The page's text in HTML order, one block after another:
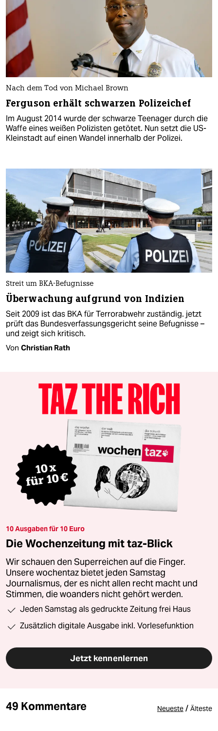
Nach dem Tod von Michael Brown
Ferguson erhält schwarzen Polizeichef
Im August 2014 wurde der schwarze Teenager durch die
Waffe eines weißen Polizisten getötet. Nun setzt die US-
Kleinstadt auf einen Wandel innerhalb der Polizei.
Streit um BKA-Befugnisse
Überwachung aufgrund von Indizien
Seit 2009 ist das BKA für Terrorabwehr zuständig. jetzt
prüft das Bundesverfassungsgericht seine Befugnisse –
und zeigt sich kritisch.
Von Christian Rath
10 Ausgaben für 10 Euro
Die Wochenzeitung mit taz-Blick
Wir schauen den Superreichen auf die Finger.
Unsere wochentaz bietet jeden Samstag
Journalismus, der es nicht allen recht macht und
Stimmen, die woanders nicht gehört werden.
Jeden Samstag als gedruckte Zeitung frei Haus
Zusätzlich digitale Ausgabe inkl. Vorlesefunktion
Jetzt kennenlernen
49 Kommentare Neueste / Älteste